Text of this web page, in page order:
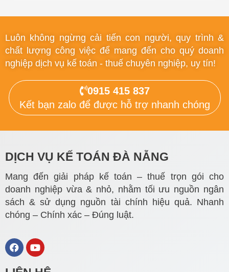
Luôn không ngừng cải tiến con người, quy trình &
chất lượng công việc để mang đến cho quý doanh
nghiệp dịch vụ kế toán - thuế chuyên nghiệp, uy tín!
0915 415 837
Kết bạn zalo để được hỗ trợ nhanh chóng
DỊCH VỤ KẾ TOÁN ĐÀ NẴNG
Mang đến giải pháp kế toán – thuế trọn gói cho
doanh nghiệp vừa & nhỏ, nhằm tối ưu nguồn ngân
sách & sử dụng nguồn tài chính hiệu quả. Nhanh
chóng – Chính xác – Đúng luật.
F
a
e
Y
o
t